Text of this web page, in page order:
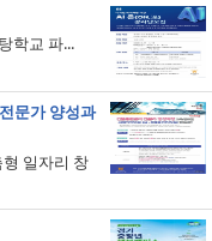
학교 파...
문가 양성과
일자리 창